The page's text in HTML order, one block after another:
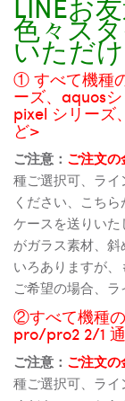
色々ス
いただ
① すべて機種
ーズ、aquos
pixel シリーズ
ど>
ご注意： ご注文
種ご選択可、ラ
ください、こち
ケースを送りい
がガラス素材、
いろありますが
ご希望の場合、
②すべて機種
pro/pro2 2/1
ご注意： ご注文
種ご選択可、ラ